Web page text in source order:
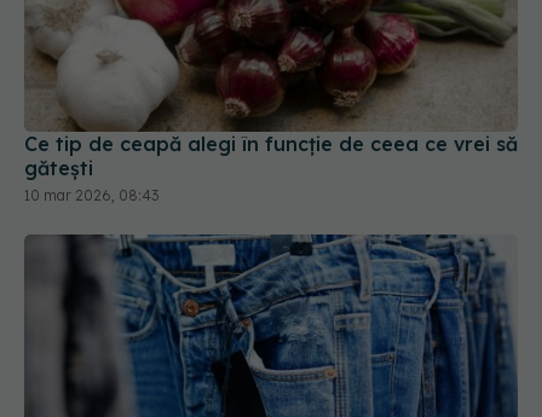
Ce tip de ceapă alegi în funcție de ceea ce vrei să
gătești
10 mar 2026, 08:43